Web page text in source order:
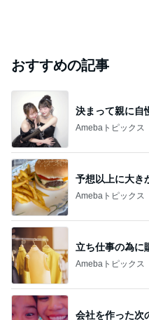
おすすめの記事
決まって親に自
Amebaトピックス
予想以上に大き
Amebaトピックス
立ち仕事の為に
Amebaトピックス
会社を作った次